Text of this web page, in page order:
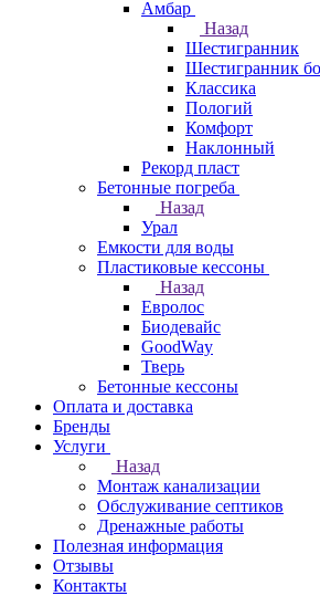
Амбар
Назад
Шестигранник
Шестигранник
Классика
Пологий
Комфорт
Наклонный
Рекорд пласт
Бетонные погреба
Назад
Урал
Емкости для воды
Пластиковые кессоны
Назад
Евролос
Биодевайс
GoodWay
Тверь
Бетонные кессоны
Оплата и доставка
Бренды
Услуги
Назад
Монтаж канализации
Обслуживание септиков
Дренажные работы
Полезная информация
Отзывы
Контакты